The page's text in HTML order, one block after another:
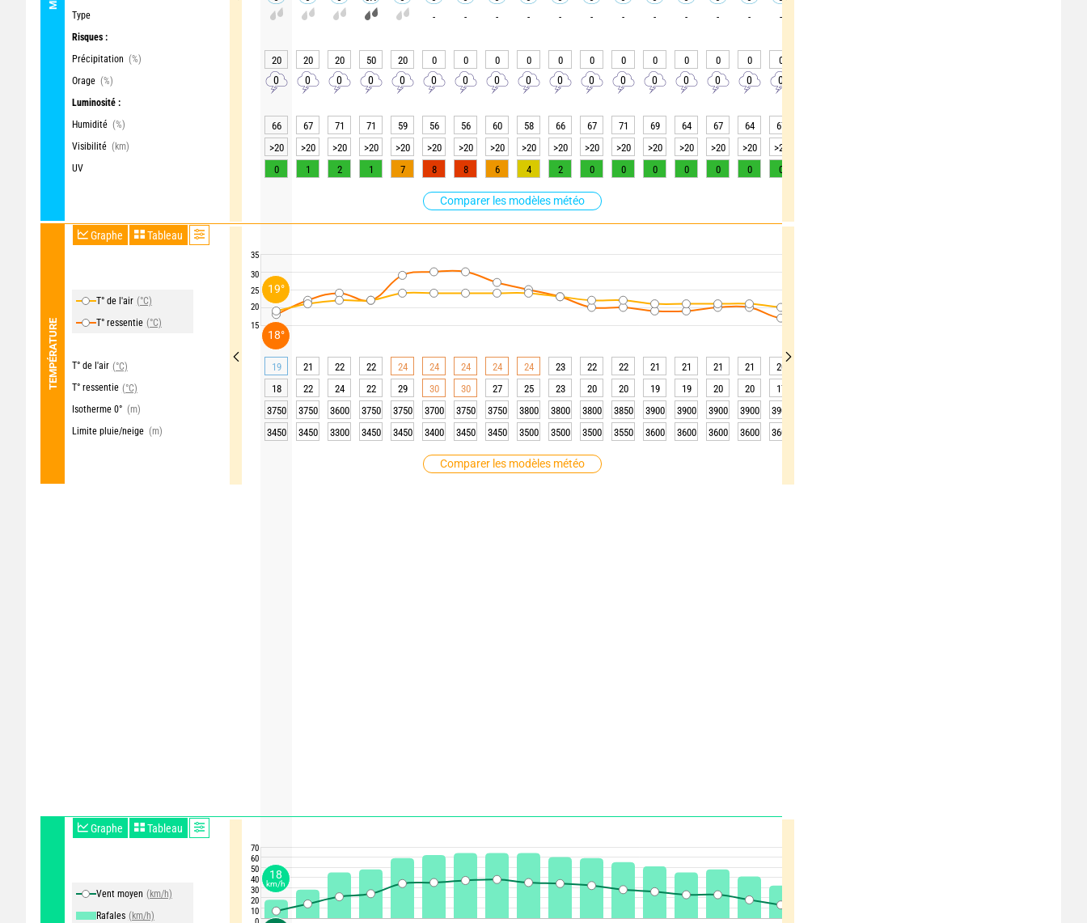
Type
Risques :
Précipitation (%)
Orage (%)
Luminosité :
Humidité (%)
Visibilité (km)
UV
Comparer les modèles météo
TEMPÉRATURE
Graphe Tableau
T° de l'air (°C)
T° ressentie (°C)
T° de l'air (°C)
T° ressentie (°C)
Isotherme 0° (m)
Limite pluie/neige (m)
Comparer les modèles météo
Graphe Tableau
Vent moyen (km/h)
Rafales (km/h)
35
30
25
20
15
70
60
50
40
30
20
10
- - - - - - - - - - - -
20 20 20 50 20 0 0 0 0 0 0 0 0 0 0 0 0
0 0 0 0 0 0 0 0 0 0 0 0 0 0 0 0 0
66 67 71 71 59 56 56 60 58 66 67 71 69 64 67 64 67
>20
>20 >20 >20 >20 >20 >20 >20 >20 >20 >20 >20 >20 >20 >20 >20 >20
0
1 2 1 7 8 8 6 4 2 0 0 0 0 0 0 0
19 21 22 22 24 24 24 24 24 23 22 22 21 21 21 21 20
18
22 24 22 29 30 30 27 25 23 20 20 19 19 20 20 17
3750
3750 3600 3750 3750 3700 3750 3750 3800 3800 3800 3850 3900 3900 3900 3900 3900
3450
3450 3300 3450 3450 3400 3450 3450 3500 3500 3500 3550 3600 3600 3600 3600 3600
18
km/h
19°
18°